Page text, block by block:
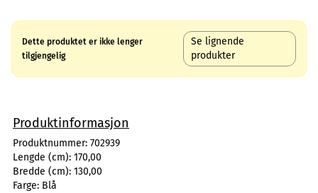
Dette produktet er ikke lenger
tilgjengelig
Se lignende
produkter
Produktinformasjon
Produktnummer: 702939
Lengde (cm): 170,00
Bredde (cm): 130,00
Farge: Blå